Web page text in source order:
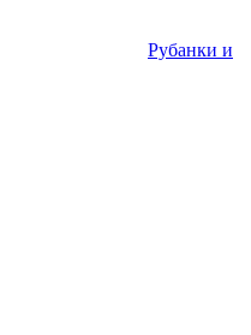
Рубанки и